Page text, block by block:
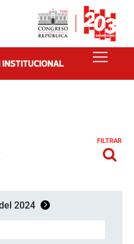
FILTRAR
2024